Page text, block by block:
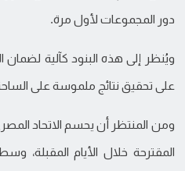
دور المجموعات لأول مرة.
ويُنظر إلى هذه البنود كآلية
على تحقيق نتائج ملموسة على
ومن المنتظر أن يحسم الاتحاد
المقترحة خلال الأيام المقبلة،